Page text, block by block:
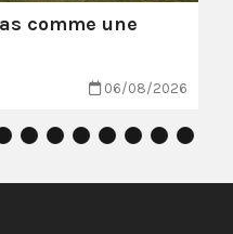
comme une
06/08/2026